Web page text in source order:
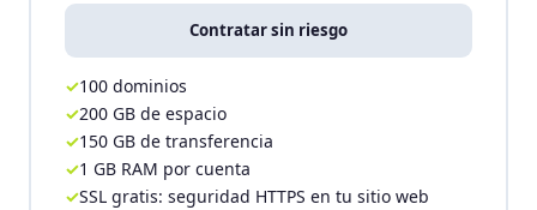
Contratar sin riesgo
100 dominios
200 GB de espacio
150 GB de transferencia
1 GB RAM por cuenta
SSL gratis: seguridad HTTPS en tu sitio web